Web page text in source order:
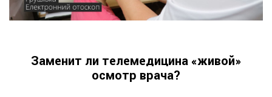
Заменит ли телемедицина «живой»
осмотр врача?